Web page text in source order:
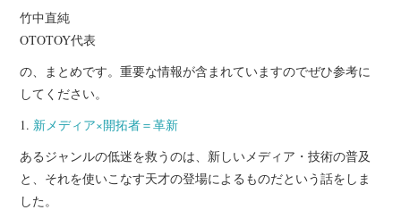
竹中直純
OTOTOY代表
の、まとめです。重要な情報が含まれていますのでぜひ参考に
してください。
1. 新メディア×開拓者＝革新
あるジャンルの低迷を救うのは、新しいメディア・技術の普及
と、それを使いこなす天才の登場によるものだという話をしま
した。